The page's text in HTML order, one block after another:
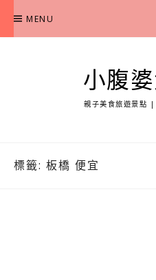
content
MENU
小腹
親子美食旅遊景點
標籤: 板橋 便宜